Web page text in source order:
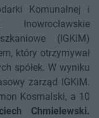
Komunalnej i
(IGKiM)
który otrzymywał
spółek. W wyniku
zarząd IGKiM.
Kosmalski, a 10
Chmielewski.